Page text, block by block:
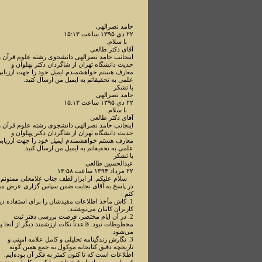
حامد نصرالهی
۲۲ دي ۱۳۹۵ ساعت ۱۵:۱۳
با سلام.
آقای دکتر طالعی
اینجانب حامد نصرالهی دانشجوی رشته علوم قرآن
حدیث دانشگاه تهران از شاگردان دکتر پهلوان و
معارف هستم خواهشمندم ایمیل خود را جهت
علمی به تحقیقاتم به ایمیل من ارسال کنید.
با تشکر
حامد نصرالهی
۲۲ دي ۱۳۹۵ ساعت ۱۵:۱۳
با سلام.
آقای دکتر طالعی
اینجانب حامد نصرالهی دانشجوی رشته علوم قرآن
حدیث دانشگاه تهران از شاگردان دکتر پهلوان و
معارف هستم خواهشمندم ایمیل خود را جهت
علمی به تحقیقاتم به ایمیل من ارسال کنید.
با تشکر
عبدالحسین طالعی
۲۲ مرداد ۱۳۹۴ ساعت ۱۳:۵۸
سلام علیکم. از ابراز لطف جناب غلامعلی ممنونم.
در پاسخ به آقای نجابت ضمن سپاس گزاری عرض
کنم :
1. کاش مأخذ اطلاعات مفیدشان را برای استفاده
کاربران کاتبان می‌نوشتند.
2. در آن ایام مختصر، فرصت بررسی دفتر ثبت
مخطوطات نبود. قاعدتاً نکات ارزشمند دیگر از آنجا
می‌شود.
3. نگارش زندگینامه تحلیلی و کامل علامه امینی و
تاریخچه دقیق کتابخانه موکول به جمع همین گونه
اطلاعات است که تا کنون کمتر به فکر آن بوده‌ایم.